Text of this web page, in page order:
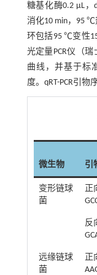
糖基化酶0.2 μL，
消化10 min，95
环包括95 ℃变性
光定量PCR仪（
曲线，并基于标
度。qRT-PCR引物
微生物 引
变形链球
菌
正
反
远缘链球
菌
正